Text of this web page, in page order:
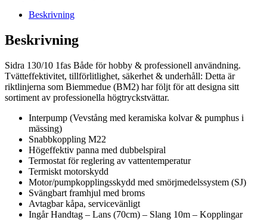
Beskrivning
Beskrivning
Sidra 130/10 1fas Både för hobby & professionell användning.
Tvätteffektivitet, tillförlitlighet, säkerhet & underhåll: Detta är
riktlinjerna som Biemmedue (BM2) har följt för att designa sitt
sortiment av professionella högtryckstvättar.
Interpump (Vevstång med keramiska kolvar & pumphus i
mässing)
Snabbkoppling M22
Högeffektiv panna med dubbelspiral
Termostat för reglering av vattentemperatur
Termiskt motorskydd
Motor/pumpkopplingsskydd med smörjmedelssystem (SJ)
Svängbart framhjul med broms
Avtagbar kåpa, servicevänligt
Ingår Handtag – Lans (70cm) – Slang 10m – Kopplingar